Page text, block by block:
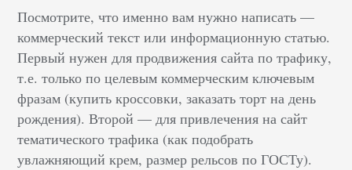
Посмотрите, что именно вам нужно написать —
коммерческий текст или информационную статью.
Первый нужен для продвижения сайта по трафику,
т.е. только по целевым коммерческим ключевым
фразам (купить кроссовки, заказать торт на день
рождения). Второй — для привлечения на сайт
тематического трафика (как подобрать
увлажняющий крем, размер рельсов по ГОСТу).